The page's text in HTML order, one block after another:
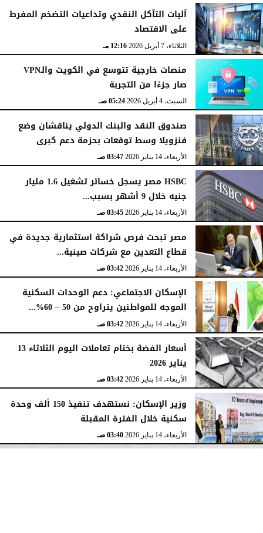
آليات التآكل النقدي وتداعيات التضخم المفرط
على الاقتصاد
الثلاثاء، 7 أبريل 2026 12:16 مـ
منصات خارجية تتوسع في الكويت والـVPN
صار جزءًا من التجربة
السبت، 4 أبريل 2026 05:24 صـ
صندوق النقد والبنك الدولي يناقشان وضع
فنزويلا وسط توقعات بحزمة دعم كبرى
الأربعاء، 14 يناير 2026 03:47 صـ
HSBC مصر يسجل خسائر تشغيل 1.6 مليار
جنيه خلال 9 أشهر بسبب...
الأربعاء، 14 يناير 2026 03:45 صـ
مصر تبحث فرص شراكة استثمارية جديدة في
قطاع التعدين مع شركات صينية...
الأربعاء، 14 يناير 2026 03:42 صـ
الإسكان الاجتماعي: دعم الوحدات السكنية
الموجه للمواطنين يتراوح من 50 – 60%...
الأربعاء، 14 يناير 2026 03:42 صـ
أسعار الفضة بختام تعاملات اليوم الثلاثاء 13
يناير 2026
الأربعاء، 14 يناير 2026 03:42 صـ
وزير الإسكان: نستهدف تنفيذ 150 ألف وحدة
سكنية خلال الفترة المقبلة
الأربعاء، 14 يناير 2026 03:40 صـ